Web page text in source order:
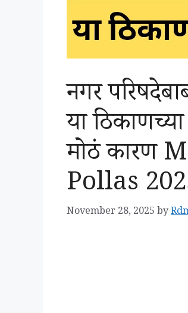
नगर
या
मोठं कारण
Pollas
November 28, 2025 by